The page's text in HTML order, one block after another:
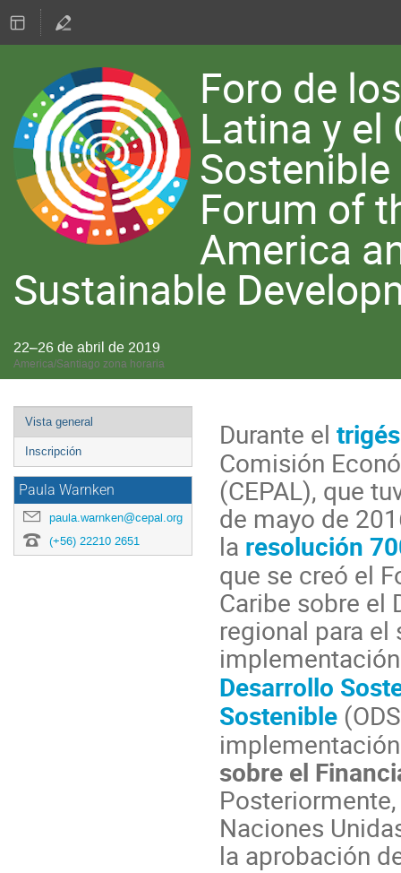
Foro de
Latina y el
Forum of
America
Sustainable
22–26 de abril de 2019
America/Santiago zona horaria
Event
menu
Vista general
Inscripción
Paula Warnken
paula.warnken@cepal.org
(+56) 22210 2651
Durante el
Comisión
(CEPAL), que
de mayo de
la resolución
que se creó el
Caribe sobre el
regional para
Desarrollo
Sostenible
sobre el
Naciones
la aprobación